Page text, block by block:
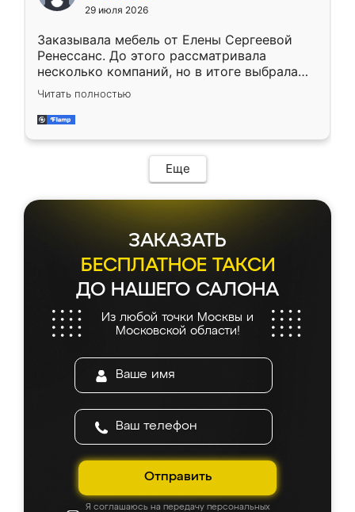
29 июля 2026
Заказывала мебель от Елены Сергеевой
Ренессанс. До этого рассматривала
несколько компаний, но в итоге выбрала
эту. Сначала обговорили условия, потом
приехал замерщик, всё спокойно объяснил
и снял размеры. Изготовили в срок, с
мебель сразу встала на свое место без
каких-либо доработок. Качеством осталась
довольна, все выглядит так, как и ожидала.
Читать полностью
Еще
ЗАКАЗАТЬ
БЕСПЛАТНОЕ ТАКСИ
ДО НАШЕГО САЛОНА
Из любой точки Москвы и
Московской области!
Отправить
Я соглашаюсь на передачу персональных